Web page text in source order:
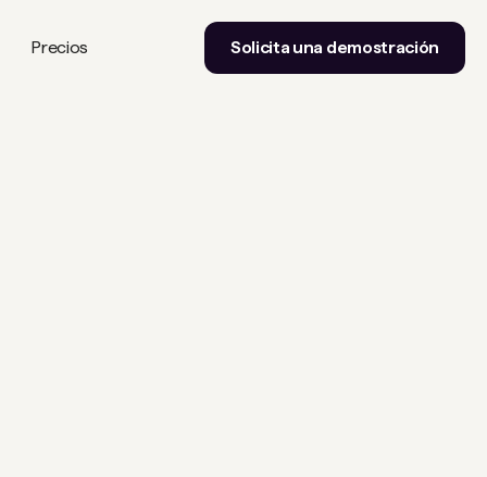
Precios Solicita una demostración